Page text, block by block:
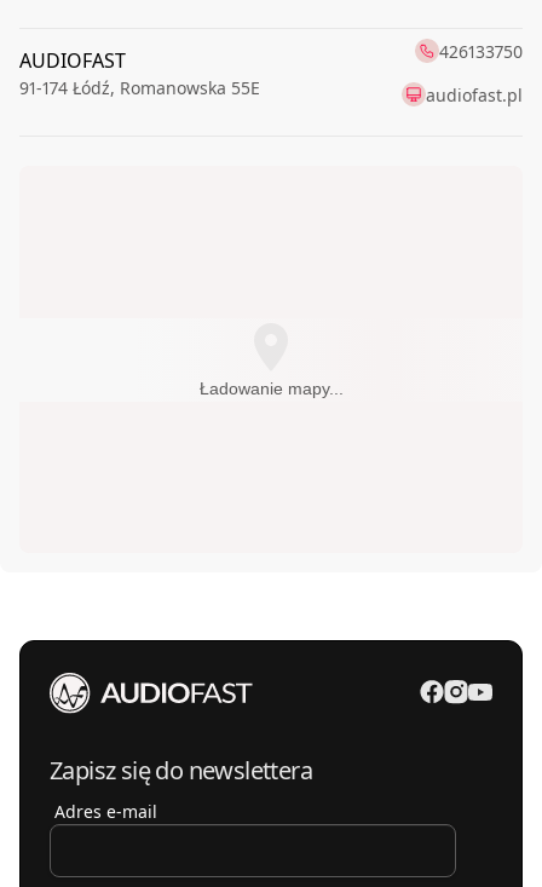
Ładowanie mapy...
AUDIOFAST
91-174 Łódź, Romanowska 55E
426133750
audiofast.pl
Zapisz się do newslettera
Adres e-mail